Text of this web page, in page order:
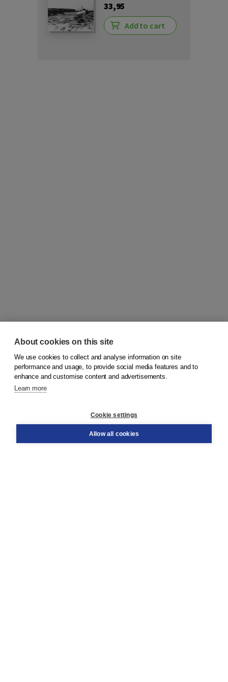
33,95
Add to cart
© 2026Koninklijke Boom uitgevers
Order
About cookies on this site
We use cookies to collect and analyse information on site
performance and usage, to provide social media features and to
enhance and customise content and advertisements.
Learn more
Cookie settings
Allow all cookies